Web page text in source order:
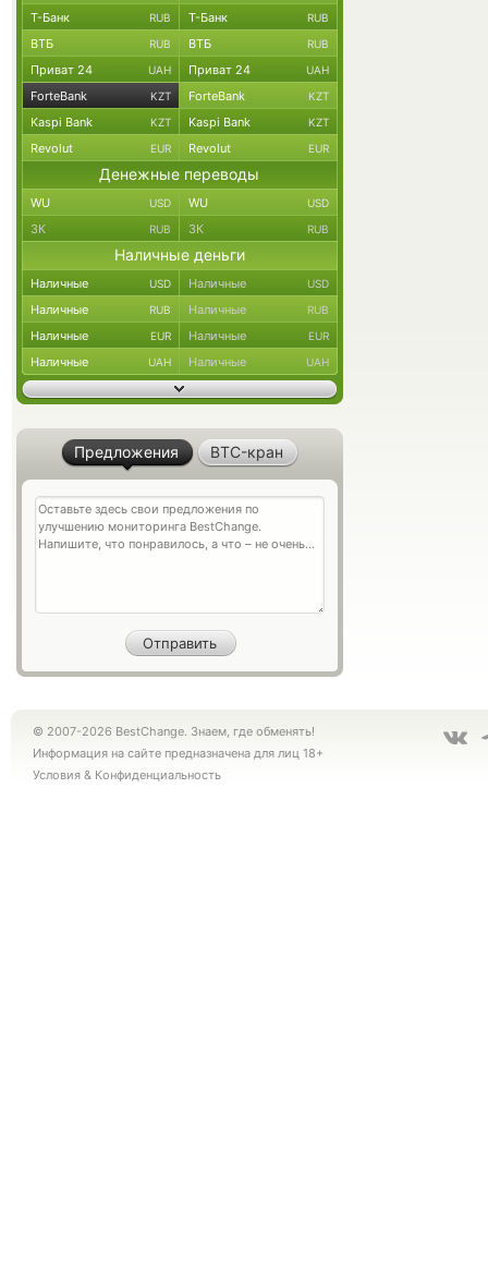
Т-Банк RUB Т-Банк RUB
ВТБ RUB ВТБ RUB
Приват 24 UAH Приват 24 UAH
ForteBank KZT ForteBank KZT
Kaspi Bank KZT Kaspi Bank KZT
Revolut EUR Revolut EUR
Денежные переводы
WU USD WU USD
ЗК RUB ЗК RUB
Наличные деньги
Наличные USD Наличные USD
Наличные RUB Наличные RUB
Наличные EUR Наличные EUR
Наличные UAH Наличные UAH
Предложения BTC-кран
© 2007-2026 BestChange. Знаем, где обменять!
Информация на сайте предназначена для лиц 18+
Условия & Конфиденциальность